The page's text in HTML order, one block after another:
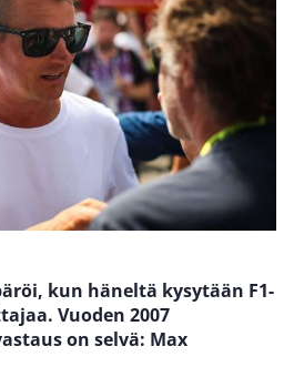
kun häneltä kysytään F1-
Vuoden 2007
on selvä: Max